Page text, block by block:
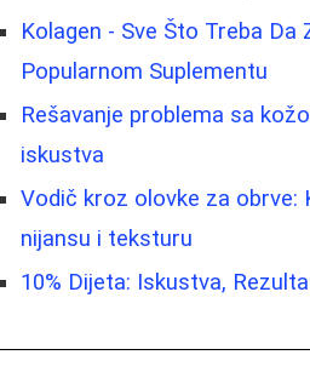
Kolagen - Sve Što Treba Da
Popularnom Suplementu
Rešavanje problema sa
iskustva
Vodič kroz olovke za obrve:
nijansu i teksturu
10% Dijeta: Iskustva,